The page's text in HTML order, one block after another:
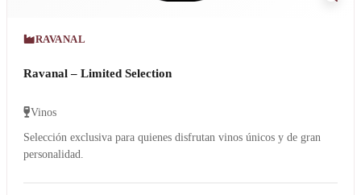
RAVANAL
Ravanal – Limited Selection
Vinos
Selección exclusiva para quienes disfrutan vinos únicos y de gran
personalidad.